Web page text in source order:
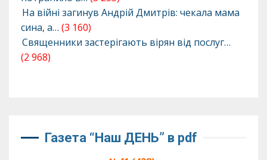
На війні загинув Андрій Дмитрів: чекала мама
сина, а… (3 160)
Священники застерігають вірян від послуг…
(2 968)
Газета “Наш ДЕНЬ” в pdf